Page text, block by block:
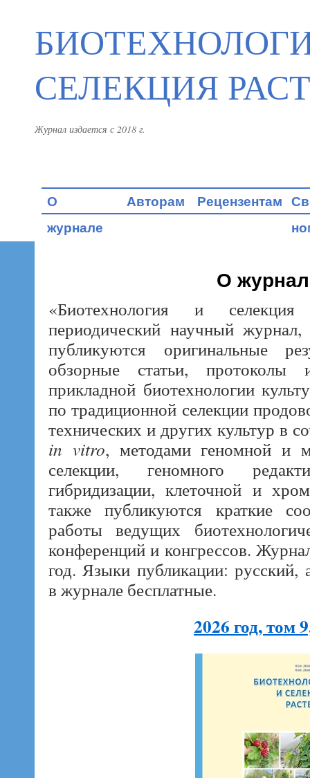
СЕЛЕКЦИЯ
Журнал издается с 2018 г.
О
журнале
Авторам Рецензентам
О
«Биотехнология и
периодический научный журнал,
публикуются оригинальные
обзорные статьи,
прикладной биотехнологии
по традиционной селекции
технических и других культур в
in vitro, методами геномной и
селекции, геномного
гибридизации, клеточной и
также публикуются краткие
работы ведущих
конференций и конгрессов.
год. Языки публикации: русский,
в журнале бесплатные.
2026 год, том